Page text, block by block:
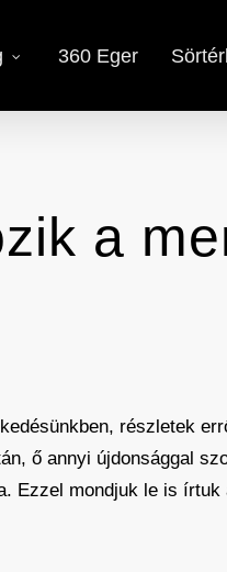
360 Eger
a
részletek
ő annyi újdonsággal
Ezzel mondjuk le is